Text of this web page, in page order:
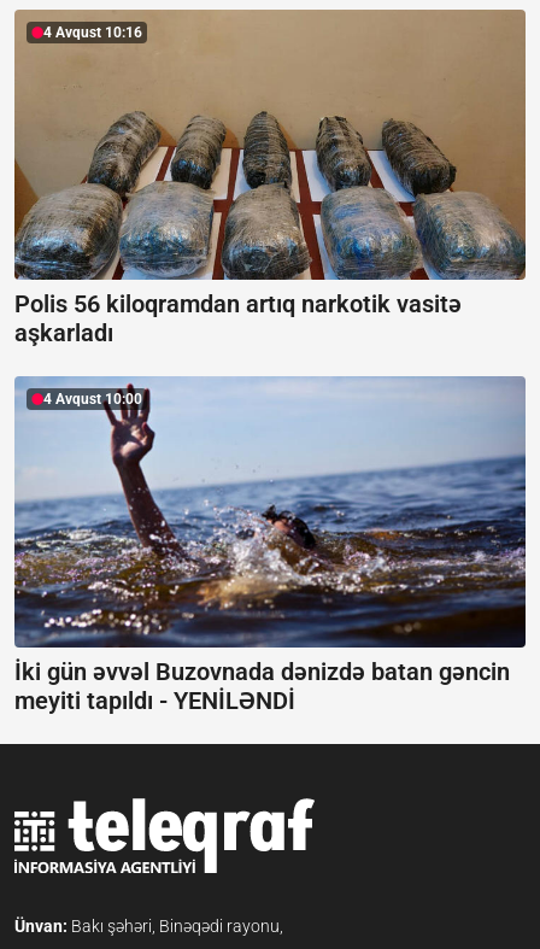
4 Avqust 10:16
Polis 56 kiloqramdan artıq narkotik vasitə
aşkarladı
4 Avqust 10:00
İki gün əvvəl Buzovnada dənizdə batan gəncin
meyiti tapıldı - YENİLƏNDİ
Ünvan: Bakı şəhəri, Binəqədi rayonu,